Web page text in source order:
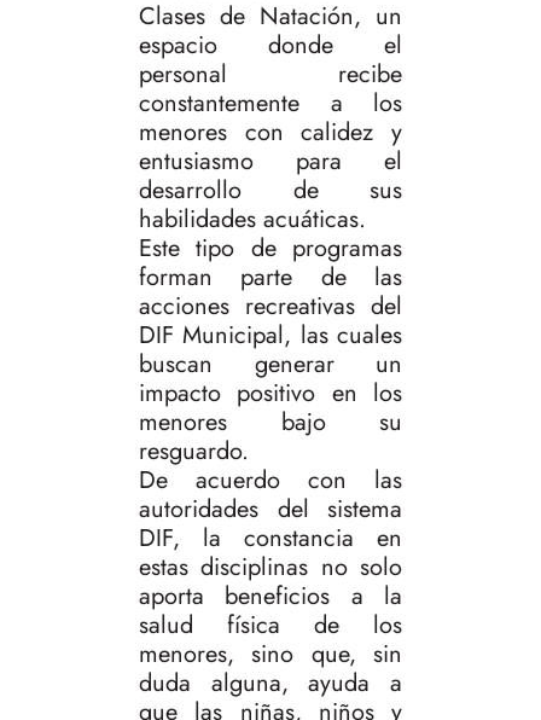
Clases de Natación, un
espacio donde el
personal recibe
constantemente a los
menores con calidez y
entusiasmo para el
desarrollo de sus
habilidades acuáticas.
Este tipo de programas
forman parte de las
acciones recreativas del
DIF Municipal, las cuales
buscan generar un
impacto positivo en los
menores bajo su
resguardo.
De acuerdo con las
autoridades del sistema
DIF, la constancia en
estas disciplinas no solo
aporta beneficios a la
salud física de los
menores, sino que, sin
duda alguna, ayuda a
que las niñas, niños y